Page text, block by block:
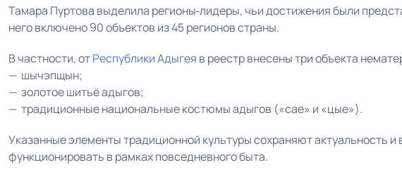
Тамара Пуртова выделила регионы‑лидеры, чьи достижения были
него включено 90 объектов из 45 регионов страны.
В частности, отРеспублики Адыгея в реестр внесены три объекта
— шычэпщын;
— золотое шитьё адыгов;
— традиционные национальные костюмы адыгов («сае» и «цые»).
Указанные элементы традиционной культуры сохраняют актуальность
функционировать в рамках повседневного быта.